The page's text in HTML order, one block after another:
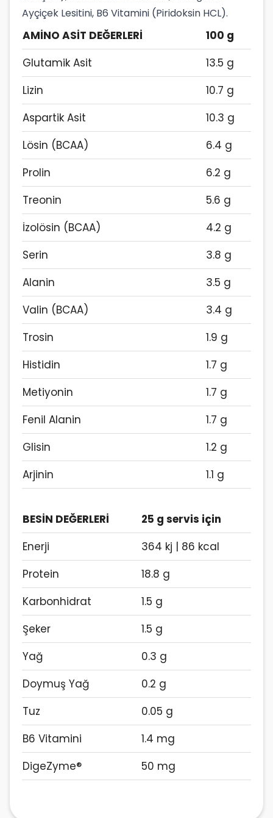
Ayçiçek Lesitini, B6 Vitamini (Piridoksin HCL).
AMİNO ASİT DEĞERLERİ
100 g
Glutamik Asit
13.5 g
Lizin
10.7 g
Aspartik Asit
10.3 g
Lösin (BCAA)
6.4 g
Prolin
6.2 g
Treonin
5.6 g
İzolösin (BCAA)
4.2 g
Serin
3.8 g
Alanin
3.5 g
Valin (BCAA)
3.4 g
Trosin
1.9 g
Histidin
1.7 g
Metiyonin
1.7 g
Fenil Alanin
1.7 g
Glisin
1.2 g
Arjinin
1.1 g
BESİN DEĞERLERİ
25 g servis için
Enerji
364 kj | 86 kcal
Protein
18.8 g
Karbonhidrat
1.5 g
Şeker
1.5 g
Yağ
0.3 g
Doymuş Yağ
0.2 g
Tuz
0.05 g
B6 Vitamini
1.4 mg
DigeZyme®
50 mg